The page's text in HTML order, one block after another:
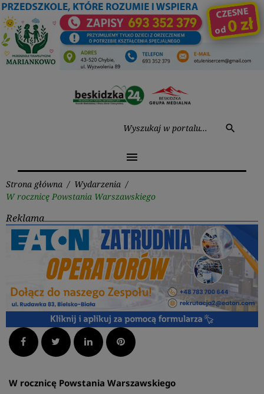
Przejdź
do
treści
search
menu
Strona główna / Wydarzenia /
W rocznicę Powstania Warszawskiego
Reklama
Facebook Twitter LinkedInPinterest
W rocznicę Powstania Warszawskiego